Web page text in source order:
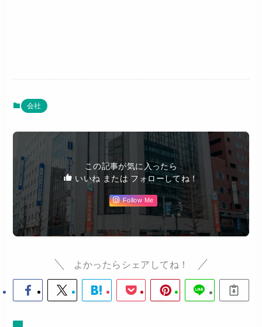
会社
この記事が気に入ったら
いいね または フォローしてね！
Follow Me
よかったらシェアしてね！